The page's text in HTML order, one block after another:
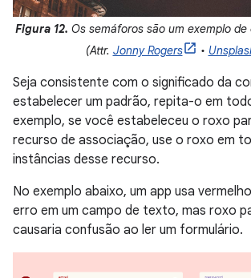
Figura 12. Os semáforos são um exemplo
(Attr. Jonny Rogers •
Seja consistente com o significado da
estabelecer um padrão, repita-o em
exemplo, se você estabeleceu o roxo
recurso de associação, use o roxo em
instâncias desse recurso.
No exemplo abaixo, um app usa
erro em um campo de texto, mas roxo
causaria confusão ao ler um formulário.